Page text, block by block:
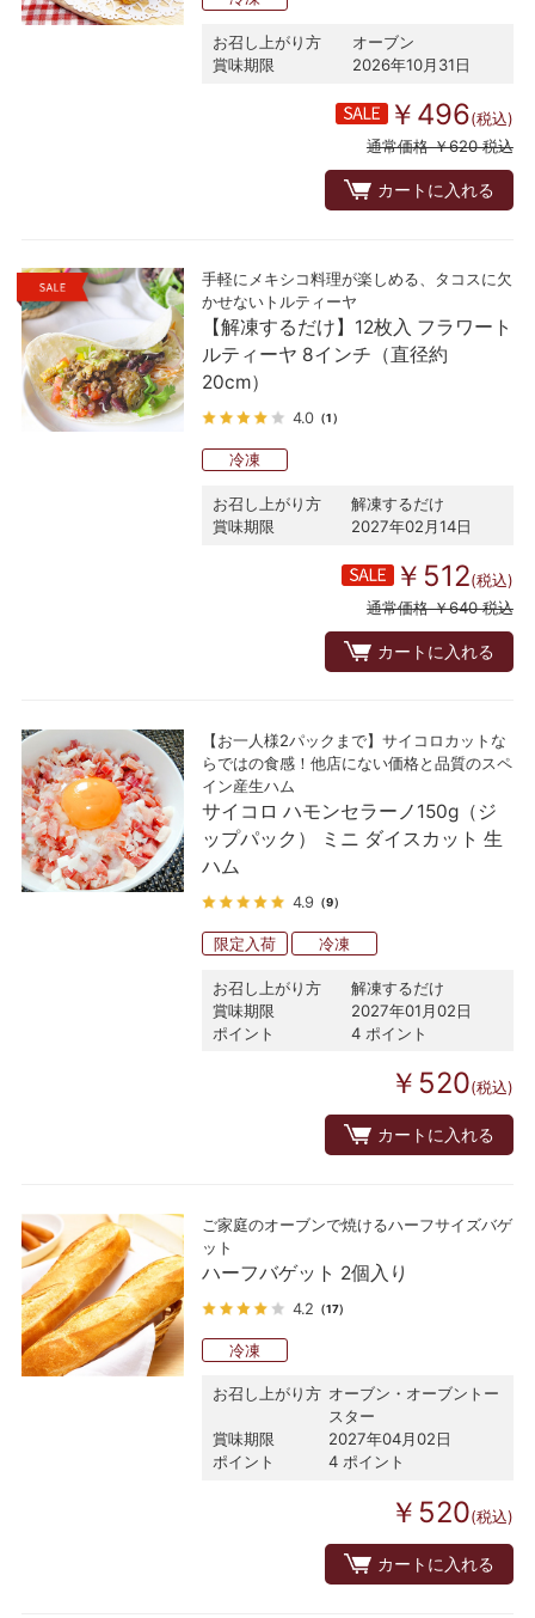
お召し上がり方
オーブン
賞味期限
2026年10月31日
￥496(税込)
通常価格 ￥620 税込
カートに入れる
手軽にメキシコ料理が楽しめる、タコスに欠
かせないトルティーヤ
【解凍するだけ】12枚入 フラワート
ルティーヤ 8インチ（直径約
20cm）
4.0 （1）
冷凍
お召し上がり方
解凍するだけ
賞味期限
2027年02月14日
￥512(税込)
通常価格 ￥640 税込
カートに入れる
【お一人様2パックまで】サイコロカットな
らではの食感！他店にない価格と品質のスペ
イン産生ハム
サイコロ ハモンセラーノ150g（ジ
ップパック） ミニ ダイスカット 生
ハム
4.9 （9）
限定入荷 冷凍
お召し上がり方
解凍するだけ
賞味期限
2027年01月02日
ポイント
4 ポイント
￥520(税込)
カートに入れる
ご家庭のオーブンで焼けるハーフサイズバゲ
ット
ハーフバゲット 2個入り
4.2 （17）
冷凍
お召し上がり方 オーブン・オーブントー
スター
賞味期限
2027年04月02日
ポイント
4 ポイント
￥520(税込)
カートに入れる